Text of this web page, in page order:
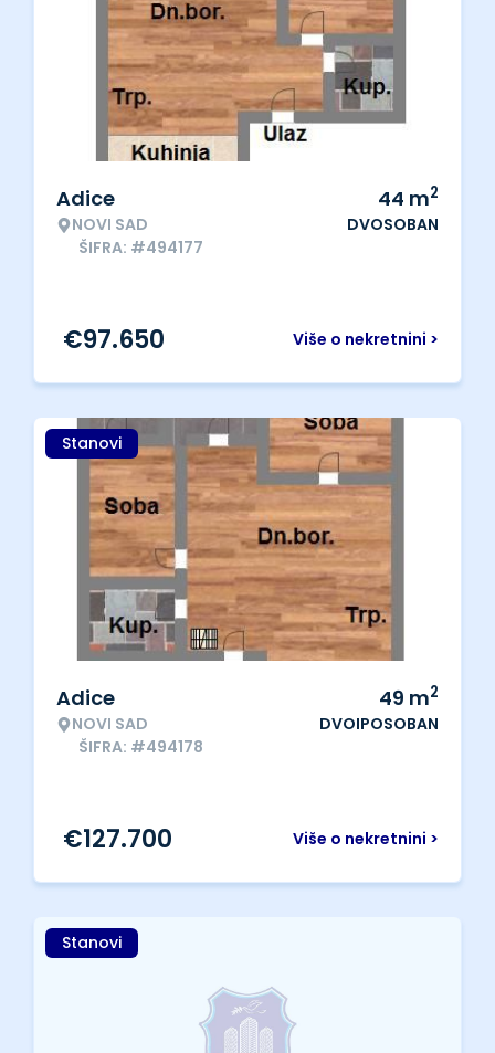
Adice
NOVI SAD
ŠIFRA: #494177
44 m2
DVOSOBAN
Više o nekretnini >
€97.650
Stanovi
Adice
NOVI SAD
ŠIFRA: #494178
49 m2
DVOIPOSOBAN
Više o nekretnini >
€127.700
Stanovi